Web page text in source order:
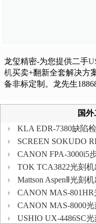
龙玺精密-为您提供二手
机买卖+翻新全套解决方
备非标定制。龙先生
国
KLA EDR-7380缺陷
SCREEN SOKUDO
CANON FPA-3000i5
TOK TCA3822光刻机
Mattson AspenⅡ光刻
CANON MAS-801HR
CANON MAS-8000
USHIO UX-4486SC